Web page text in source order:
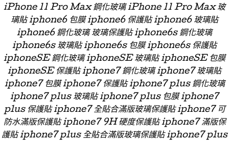
iPhone 11 Pro Max 鋼化玻璃 iPhone 11 Pro Max 玻
璃貼 iphone6 包膜 iphone6 保護貼 iphone6 玻璃貼
iphone6 鋼化玻璃 玻璃保護貼 iphone6s 鋼化玻璃
iphone6s 玻璃貼 iphone6s 包膜 iphone6s 保護貼
iphoneSE 鋼化玻璃 iphoneSE 玻璃貼 iphoneSE 包膜
iphoneSE 保護貼 iphone7 鋼化玻璃 iphone7 玻璃貼
iphone7 包膜 iphone7 保護貼 iphone7 plus 鋼化玻璃
iphone7 plus 玻璃貼 iphone7 plus 包膜 iphone7
plus 保護貼 iphone7 全貼合滿版玻璃保護貼 iphone7 可
防水滿版保護貼 iphone7 9H 硬度保護貼 iphone7 滿版保
護貼 iphone7 plus 全貼合滿版玻璃保護貼 iphone7 plus